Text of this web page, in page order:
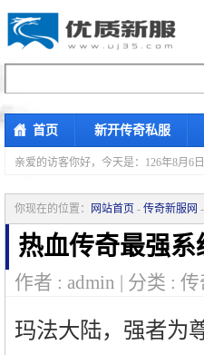
首页 新开传奇私服
亲爱的访客你好， 今天是：126年8月6
你现在的位置： 网站首页 - 传奇新服网
热血传奇最强
作者 : admin | 分类 :
玛法大陆，强者为